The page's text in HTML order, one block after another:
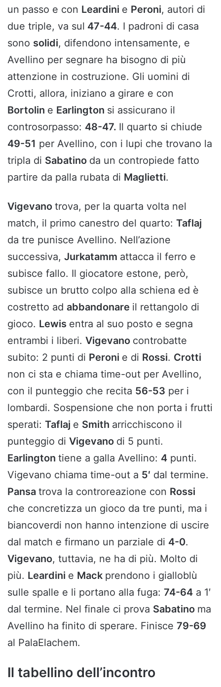
un passo e con Leardini e Peroni, autori di
due triple, va sul 47-44. I padroni di casa
sono solidi, difendono intensamente, e
Avellino per segnare ha bisogno di più
attenzione in costruzione. Gli uomini di
Crotti, allora, iniziano a girare e con
Bortolin e Earlington si assicurano il
controsorpasso: 48-47. Il quarto si chiude
49-51 per Avellino, con i lupi che trovano la
tripla di Sabatino da un contropiede fatto
partire da palla rubata di Maglietti.
Vigevano trova, per la quarta volta nel
match, il primo canestro del quarto: Taflaj
da tre punisce Avellino. Nell’azione
successiva, Jurkatamm attacca il ferro e
subisce fallo. Il giocatore estone, però,
subisce un brutto colpo alla schiena ed è
costretto ad abbandonare il rettangolo di
gioco. Lewis entra al suo posto e segna
entrambi i liberi. Vigevano controbatte
subito: 2 punti di Peroni e di Rossi. Crotti
non ci sta e chiama time-out per Avellino,
con il punteggio che recita 56-53 per i
lombardi. Sospensione che non porta i frutti
sperati: Taflaj e Smith arricchiscono il
punteggio di Vigevano di 5 punti.
Earlington tiene a galla Avellino: 4 punti.
Vigevano chiama time-out a 5′ dal termine.
Pansa trova la controreazione con Rossi
che concretizza un gioco da tre punti, ma i
biancoverdi non hanno intenzione di uscire
dal match e firmano un parziale di 4-0.
Vigevano, tuttavia, ne ha di più. Molto di
più. Leardini e Mack prendono i gialloblù
sulle spalle e li portano alla fuga: 74-64 a 1′
dal termine. Nel finale ci prova Sabatino ma
Avellino ha finito di sperare. Finisce 79-69
al PalaElachem.
Il tabellino dell’incontro